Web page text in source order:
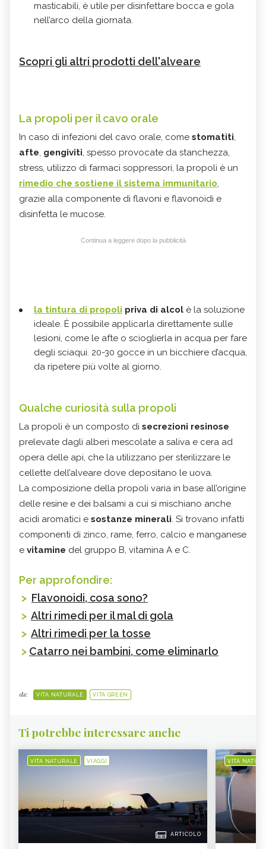
masticabili, è utile per disinfettare bocca e gola
nell’arco della giornata.
Scopri gli altri prodotti dell'alveare
La propoli per il cavo orale
In caso di infezioni del cavo orale, come stomatiti,
afte, gengiviti, spesso provocate da stanchezza,
stress, utilizzo di farmaci soppressori, la propoli è un
rimedio che sostiene il sistema immunitario,
grazie alla componente di flavoni e flavonoidi e
disinfetta le mucose.
Continua a leggere dopo la pubblicità
la tintura di propoli priva di alcol è la soluzione
ideale. È possibile applicarla direttamente sulle
lesioni, come le afte o scioglierla in acqua per fare
degli sciaqui. 20-30 gocce in un bicchiere d’acqua,
da ripetere più volte al giorno.
Qualche curiosità sulla propoli
La propoli è un composto di secrezioni resinose
prelevate dagli alberi mescolate a saliva e cera ad
opera delle api, che la utilizzano per sterilizzare le
cellette dell’alveare dove depositano le uova.
La composizione della propoli varia in base all’origine
delle resine e dei balsami a cui si mischiano anche
acidi aromatici e sostanze minerali. Si trovano infatti
componenti di zinco, rame, ferro, calcio e manganese
e vitamine del gruppo B, vitamina A e C.
Per approfondire:
> Flavonoidi, cosa sono?
> Altri rimedi per il mal di gola
> Altri rimedi per la tosse
> Catarro nei bambini, come eliminarlo
da: VITA NATURALE VITA GREEN
Ti potrebbe interessare anche
VITA NATURALE VIAGGI
ARTICOLO
VITA